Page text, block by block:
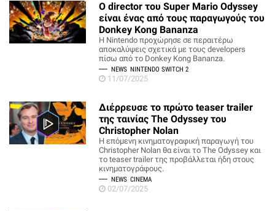
Ο director του Super Mario Odyssey
είναι ένας από τους παραγωγούς του
Donkey Kong Bananza
Η Nintendo προχώρησε σε περαιτέρω
αποκαλύψεις σχετικά με τους developers
πίσω από το Donkey Kong Bananza.
NEWS NINTENDO SWITCH 2
11/07/2025
Διέρρευσε το πρώτο teaser trailer
της ταινίας The Odyssey του
Christopher Nolan
Η επόμενη κινηματογραφική παραγωγή του
Christopher Nolan θα είναι το The Odyssey και
το teaser trailer της προβάλλεται ήδη στους
κινηματογράφους.
NEWS CINEMA
02/07/2025